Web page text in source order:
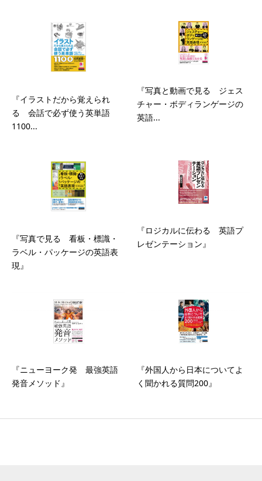
『イラストだから覚えられ
る 会話で必ず使う英単語
1100...
『写真と動画で見る ジェス
チャー・ボディランゲージの
英語...
『写真で見る 看板・標識・
ラベル・パッケージの英語表
現』
『ロジカルに伝わる 英語プ
レゼンテーション』
『ニューヨーク発 最強英語
発音メソッド』
『外国人から日本についてよ
く聞かれる質問200』